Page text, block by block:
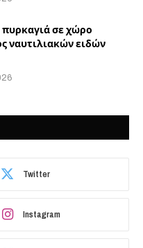
πυρκαγιά σε χώρο
ναυτιλιακών ειδών
Twitter
Instagram